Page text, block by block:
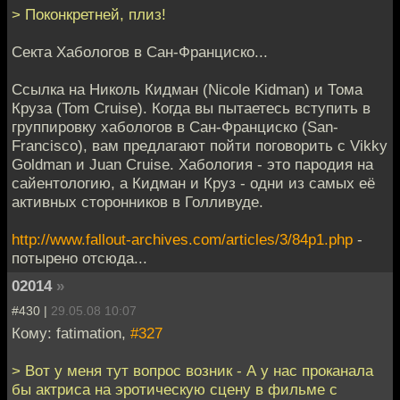
> Поконкретней, плиз!
Секта Хабологов в Сан-Франциско...
Ссылка на Николь Кидман (Nicole Kidman) и Тома
Круза (Tom Cruise). Когда вы пытаетесь вступить в
группировку хабологов в Сан-Франциско (San-
Francisco), вам предлагают пойти поговорить с Vikky
Goldman и Juan Cruise. Хабология - это пародия на
сайентологию, а Кидман и Круз - одни из самых её
активных сторонников в Голливуде.
http://www.fallout-archives.com/articles/3/84p1.php -
потырено отсюда...
02014 »
#430 | 29.05.08 10:07
Кому: fatimation, #327
> Вот у меня тут вопрос возник - А у нас проканала
бы актриса на эротическую сцену в фильме с